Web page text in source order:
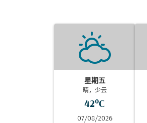
星期五
晴，少云
42°C
07/08/2026